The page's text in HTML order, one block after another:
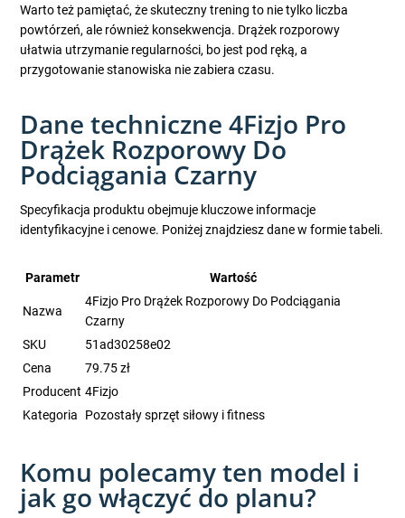
Warto też pamiętać, że skuteczny trening to nie tylko liczba
powtórzeń, ale również konsekwencja. Drążek rozporowy
ułatwia utrzymanie regularności, bo jest pod ręką, a
przygotowanie stanowiska nie zabiera czasu.
Dane techniczne 4Fizjo Pro
Drążek Rozporowy Do
Podciągania Czarny
Specyfikacja produktu obejmuje kluczowe informacje
identyfikacyjne i cenowe. Poniżej znajdziesz dane w formie tabeli.
Parametr Wartość
Nazwa
4Fizjo Pro Drążek Rozporowy Do Podciągania
Czarny
SKU
51ad30258e02
Cena
79.75 zł
Producent 4Fizjo
Kategoria
Pozostały sprzęt siłowy i fitness
Komu polecamy ten model i
jak go włączyć do planu?